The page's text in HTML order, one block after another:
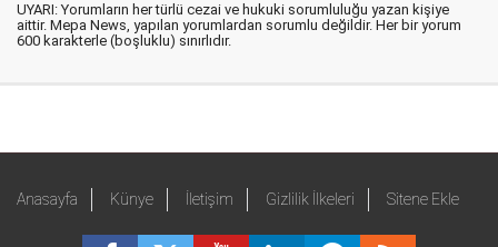
UYARI: Yorumların her türlü cezai ve hukuki sorumluluğu yazan kişiye
aittir. Mepa News, yapılan yorumlardan sorumlu değildir. Her bir yorum
600 karakterle (boşluklu) sınırlıdır.
Anasayfa Künye İletişim Gizlilik İlkeleri Sitene Ekle